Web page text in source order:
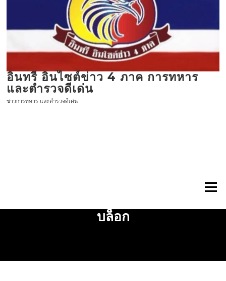
อินทรี อินไซต์ข่าว 4 ภาค การทหาร
และตำรวจดีเด่น
ข่าวการทหาร และตำรวจดีเด่น
เมนู
บล็อก